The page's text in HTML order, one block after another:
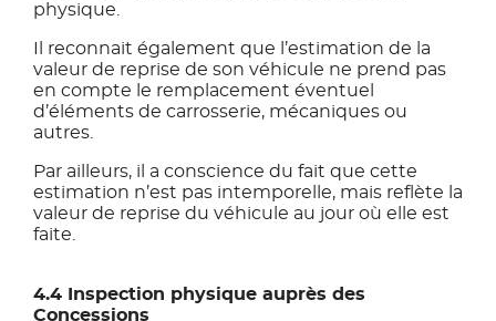
physique.
Il reconnait également que l’estimation de la
valeur de reprise de son véhicule ne prend pas
en compte le remplacement éventuel
d’éléments de carrosserie, mécaniques ou
autres.
Par ailleurs, il a conscience du fait que cette
estimation n’est pas intemporelle, mais reflète la
valeur de reprise du véhicule au jour où elle est
faite.
4.4 Inspection physique auprès des
Concessions